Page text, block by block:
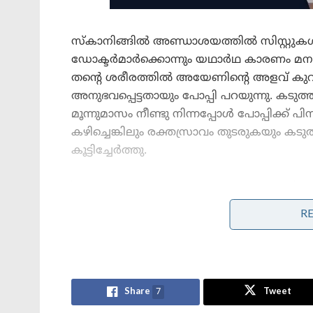
സ്‌കാനിങ്ങിൽ അണ്ഡാശയത്തിൽ സിസ്റ്റുകൾ
ഡോക്ടർമാർക്കൊന്നും യഥാർഥ കാരണം
തന്റെ ശരീരത്തിൽ അയേണിന്റെ അളവ്
അനുഭവപ്പെട്ടതായും പോപ്പി പറയുന്നു.
മൂന്നുമാസം നീണ്ടു നിന്നപ്പോൾ പോപ്പിക്ക്
കഴിച്ചെങ്കിലും രക്തസ്രാവം തുടരുകയും
കൂട്ടിച്ചേർത്തു.
നന്ദി എൻ്റെ സുഹൃത്തേ, നമ്മൾ ഒന്നിച്ചു
ജപ്പാന്റെ എഫ്-2 പോർവിമാനങ്ങൾ
ആദ്യമായി ഇന്ത്യയിലേക്ക് ; ഇന്തോ-
Share 7 Tweet